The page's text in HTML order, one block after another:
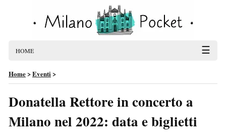
HOME ☰
Home>Eventi>
Donatella Rettore in concerto a
Milano nel 2022: data e biglietti